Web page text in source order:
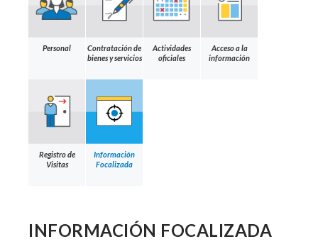
Personal
Contratación de
bienes y servicios
Actividades
oficiales
Acceso a la
información
Registro de
Visitas
Información
Focalizada
INFORMACIÓN FOCALIZADA